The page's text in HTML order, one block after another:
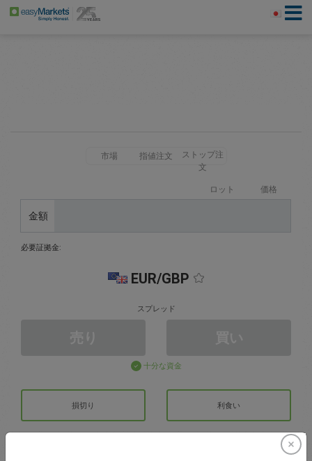
市場 指値注文
ストップ注
文
ロット 価格
金額
必要証拠金:
EUR/GBP
スプレッド
十分な資金
損切り 利食い